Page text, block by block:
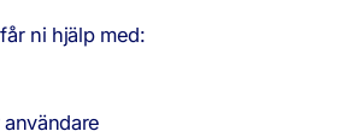
ni hjälp med: